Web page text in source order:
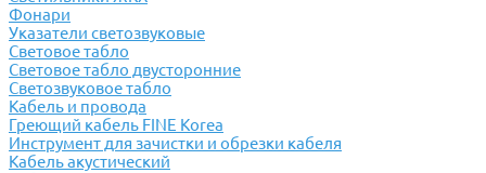
Фонари
Указатели светозвуковые
Световое табло
Световое табло двусторонние
Светозвуковое табло
Кабель и провода
Греющий кабель FINE Korea
Инструмент для зачистки и обрезки кабеля
Кабель акустический